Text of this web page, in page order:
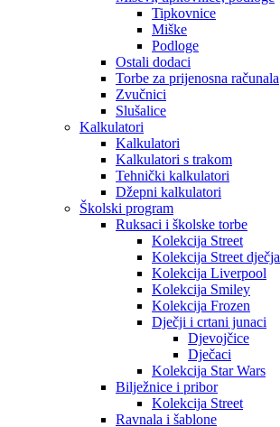
Tipkovnice
Miške
Podloge
Ostali dodaci
Torbe za prijenosna računala
Zvučnici
Slušalice
Kalkulatori
Kalkulatori
Kalkulatori s trakom
Tehnički kalkulatori
Džepni kalkulatori
Školski program
Ruksaci i školske torbe
Kolekcija Street
Kolekcija Street dječja
Kolekcija Liverpool
Kolekcija Smiley
Kolekcija Frozen
Dječji i crtani junaci
Djevojčice
Dječaci
Kolekcija Star Wars
Bilježnice i pribor
Kolekcija Street
Ravnala i šablone